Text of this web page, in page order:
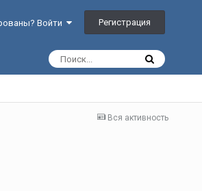
Войти Регистрация
Вся активность